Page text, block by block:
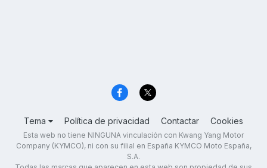
Tema Política de privacidad Contactar Cookies
Esta web no tiene NINGUNA vinculación con Kwang Yang Motor
Company (KYMCO), ni con su filial en España KYMCO Moto España,
S.A.